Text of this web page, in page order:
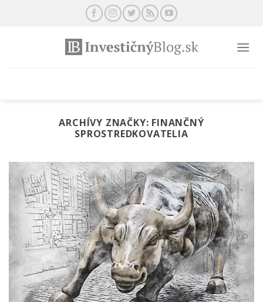
ARCHÍVY ZNAČKY: FINANČNÝ
SPROSTREDKOVATELIA